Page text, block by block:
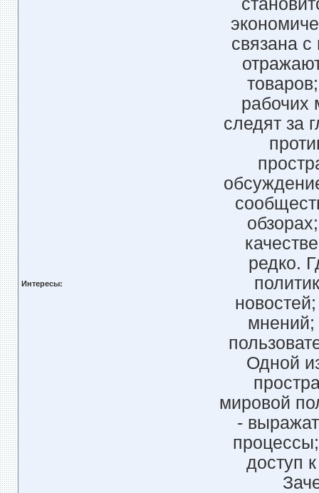
Интересы:
связана с
рабочих
следят за
редко.
мнений;
Одной
мировой
-
доступ